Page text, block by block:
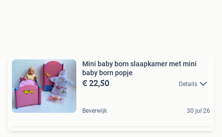
Mini baby born slaapkamer met mini
baby born popje
€ 22,50 Details
Beverwijk 30 jul 26